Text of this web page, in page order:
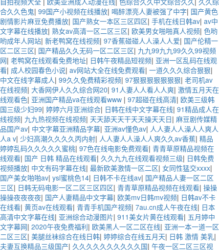
合久久色鬼| 99国产小视频在线播放| 喝醉漂亮人妻被强了中字| 国产黄色
剧情影片麻豆免费播放| 国产熟女一本区三区四区| 手机在线日韩av| av中
文字幕在线播放| 熟女av高清一区二区三区| 欧美男女啪啪真人视频| 色哟
哟成年人网站| 新老鸭窝在线视频| 97香蕉碰碰人人澡人人爱| 国产伦精一
区二区三区| 国产精品久久无码一区二区三区| 九九99九九99久久99视频
网| 老鸭窝在线观看免费地址| 日韩午夜精品短视频| 亚洲一区乱码在线观
看| 成人校园春色小说| av网站大全在线免费观看| 一道久久久综合狠狠|
中文在线字幕成人| 99久久免费精彩视频| 97狠狠狠狠狠狠狠| 老司机av
在线视频| 大香网伊人久久综合网20| 91人妻人人看人人爽| 激情五月天在
线观看色| 亚洲国产精品va在线观看www | 97超碰在线高清| 欧美三级韩
国三级少妇99| 婷婷六月亚洲综合| 日韩在线中文字幕在线| 91精品成人在
线视频| 九九热视频在线视频| 天天舔天天干天天操天天日| 麻豆剧传媒精
品国产av| 中文字幕亚洲精品字幕| 亚洲av懂色av| 人人妻人人澡人人爽人
人a v| 少妇高潮久久久久丙内射| 人人妻人人澡人人爽久久av香蕉| 精品
婷婷乱码久久久久久蜜桃| 97色在线电影免费观看| 青青草原精品视频在
线观看| 国产 日韩 精品在线观看| 久久九九在线观看视频三级| 日韩免费
视频播放| 中文有码字幕在线| 最新欧美激情一区二区| 女同性猛交xxxx|
国产美女啪啪av| ysl蜜桃色14| 日韩不卡在线av| 国产精品人妻一区二区
三区| 日韩无码电影一区二区三区四区| 青青草原精品视频在线观看| 操操
操操夜夜夜夜| 国产人妻精品中文字幕| 欧美mv日韩mv视频| 日韩av不卡
在线看| 黄页av在线观看| 青青手机国产视频| 7au.cn成人午夜在线| 日本
高清中文字幕在线| 亚洲综合动漫图片| 911美女片黄在线观看| 五月婷中
文字幕网| 2020午夜免费福利| 欧美黑人一区二区在线| 亚洲一本一道一区
二区三区| 美腿丝袜综合在线日韩| 婷婷综合在线五月天| 日韩 激情 美乳|
夫妻互换精品三级国产| 久久久久久久久久久久国| 午夜一区二区三区视